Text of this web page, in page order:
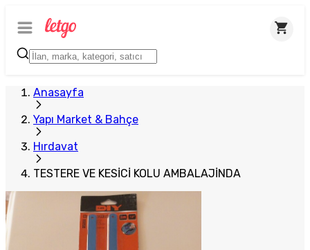
Anasayfa
Yapı Market & Bahçe
Hırdavat
TESTERE VE KESİCİ KOLU AMBALAJİNDA